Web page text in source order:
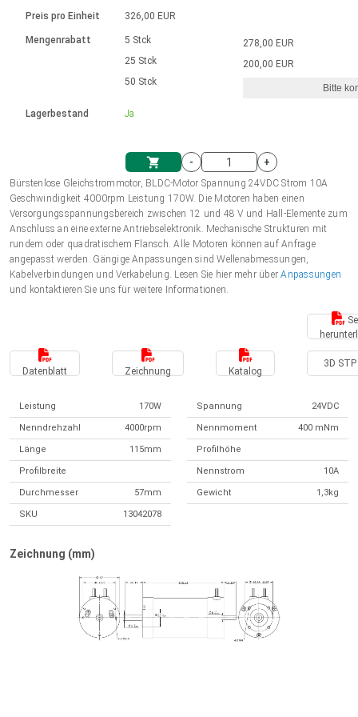
Einheitssystem
Einkaufswagen
Hubmagnete
230 - 50 Hz | 110 - 60 Hz
Drehzahlregelung für die AIS-Serie
Bürstenlose Gleichstrommotoren
mit Planetengetriebe und internem
Ø 28-42| 1-1400 rpm | <= 290Ncm
Bürstenlose DC Motor Controller
Gleichstrommotoren mit
Schneckengetriebe und Bürsten
Ø43-124mm | 31-425rpm | ≤ 41Nm
Treiber für Gleichstrommotoren mit
Synchron-Asynchron | für 1-4 Elektrozylinder
Synchron-Asynchron | für 1-4 Elektrozylinder
Français (EUR)
Polski (EUR)
Norsk (NOK)
Suomi (EUR)
Preis pro Einheit
Mengenrabatt
Lagerbestand
326,00 EUR
5 Stck
25 Stck
50 Stck
Ja
278,00 EUR
200,00 EUR
Bitte
-
+
Bürstenlose Gleichstrommotor, BLDC-Motor Spannung 24VDC Strom 10A
Geschwindigkeit 4000rpm Leistung 170W. Die Motoren haben einen
Versorgungsspannungsbereich zwischen 12 und 48 V und Hall-Elemente zum
Anschluss an eine externe Antriebselektronik. Mechanische Strukturen mit
rundem oder quadratischem Flansch. Alle Motoren können auf Anfrage
angepasst werden. Gängige Anpassungen sind Wellenabmessungen,
Kabelverbindungen und Verkabelung. Lesen Sie hier mehr überAnpassungen
und kontaktieren Sie uns für weitere Informationen.
Datenblatt Zeichnung Katalog
3D STP
Leistung 170W Spannung 24VDC
Nenndrehzahl 4000rpm Nennmoment 400 mNm
Länge 115mm Profilhöhe
Profilbreite Nennstrom 10A
Durchmesser 57mm Gewicht 1,3kg
SKU 13042078
Zeichnung (mm)